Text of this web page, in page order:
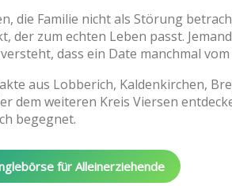
die Familie nicht als Störung
der zum echten Leben passt.
dass ein Date manchmal
aus Lobberich, Kaldenkirchen,
dem weiteren Kreis Viersen
begegnet.
für Alleinerziehende